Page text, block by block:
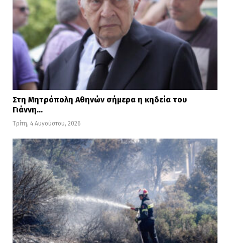
Στη Μητρόπολη Αθηνών σήμερα η κηδεία του
Γιάννη…
Τρίτη, 4 Αυγούστου, 2026